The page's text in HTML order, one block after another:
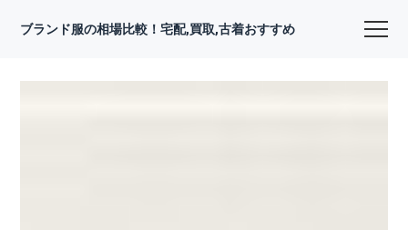
ブランド服の相場比較！宅配,買取,古着おすすめ